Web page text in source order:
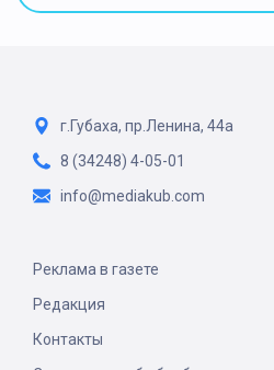
г.Губаха, пр.Ленина, 44а
8 (34248) 4-05-01
info@mediakub.com
Реклама в газете
Редакция
Контакты